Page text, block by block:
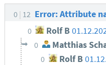
0 12 Error: Attribute
0 Rolf B
0 Matthias
0 Rolf B